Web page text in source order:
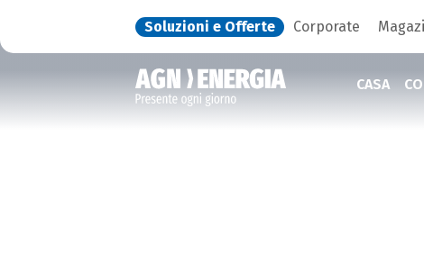
Soluzioni e Offerte Corporate
CASA